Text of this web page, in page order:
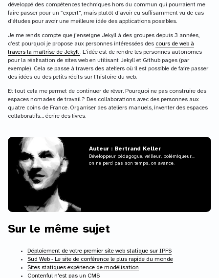
développé des compétences techniques hors du commun qui pourraient me
faire passer pour un “expert”, mais plutôt d’avoir eu suffisamment vu de cas
d’études pour avoir une meilleure idée des applications possibles.
Je me rends compte que j’enseigne Jekyll à des groupes depuis 3 années,
c’est pourquoi je propose aux personnes intéressées des cours de web à
travers la maîtrise de Jekyll . L’idée est de rendre les personnes autonomes
pour la réalisation de sites web en utilisant Jekyll et Github pages (par
exemple). Cela se passe à travers des ateliers où il est possible de faire passer
des idées ou des petits récits sur l’histoire du web.
Et tout cela me permet de continuer de rêver. Pourquoi ne pas construire des
espaces nomades de travail ? Des collaborations avec des personnes aux
quatre coins de France. Organiser des ateliers manuels, inventer des espaces
collaboratifs… écrire des livres.
Auteur : Bertrand Keller
Développeur pédagogue, veilleur, polémiqueur...
on ne perd pas son temps, on avance.
Sur le même sujet
Déploiement de votre premier site web statique sur IPFS
Sud Web - Le site de conférence le plus rapide du monde
Sites statiques expérience de modélisation
Contenful n'est pas un CMS